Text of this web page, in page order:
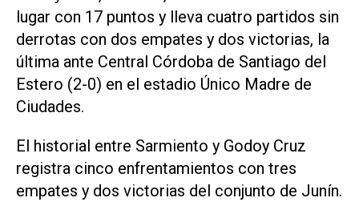
lugar con 17 puntos y lleva cuatro partidos sin
derrotas con dos empates y dos victorias, la
última ante Central Córdoba de Santiago del
Estero (2-0) en el estadio Único Madre de
Ciudades.
El historial entre Sarmiento y Godoy Cruz
registra cinco enfrentamientos con tres
empates y dos victorias del conjunto de Junín.